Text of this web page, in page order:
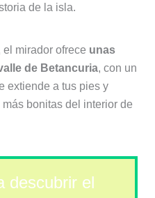
de la isla.
mirador ofrece unas
de Betancuria, con un
extiende a tus pies y
bonitas del interior de
descubrir el